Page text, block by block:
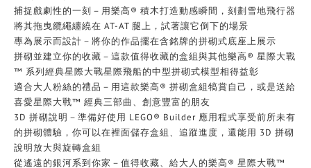
捕捉戲劇性的一刻－用樂高® 積木打造動感瞬間，刻劃雪地飛行器
將其拖曳纜繩纏繞在 AT-AT 腿上，試著讓它倒下的場景
專為展示而設計－將你的作品擺在含銘牌的拼砌式底座上展示
拼砌並建立你的收藏－這款值得收藏的盒組與其他樂高® 星際大戰
™ 系列經典星際大戰星際飛船的中型拼砌式模型相得益彰
適合大人粉絲的禮品－用這款樂高® 拼砌盒組犒賞自己，或是送給
喜愛星際大戰™ 經典三部曲、創意豐富的朋友
3D 拼砌說明－準備好使用 LEGO® Builder 應用程式享受前所未有
的拼砌體驗，你可以在裡面儲存盒組、追蹤進度，還能用 3D 拼砌
說明放大與旋轉盒組
從遙遠的銀河系到你家－值得收藏、給大人的樂高® 星際大戰™